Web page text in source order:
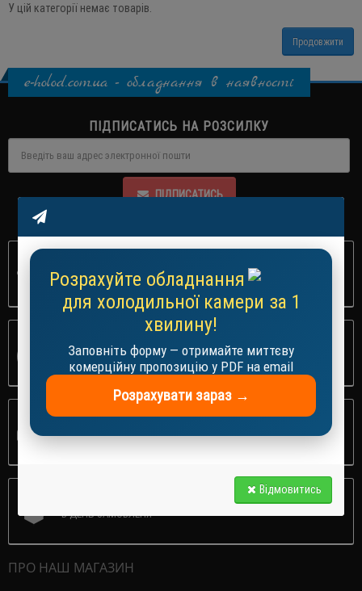
У цій категорії немає товарів.
Продовжити
e-holod.com.ua - обладнання в наявності
ПІДПИСАТИСЬ НА РОЗСИЛКУ
ПІДПИСАТИСЬ
ОФОРМЛЕНЯ ЗАМОВЛЕНЬ
ЗАМОВЛЕНЯ З САЙТУ
ПРИЙМАЕМО 24/7
ЗРУЧНА ДОСТАВКА
В ДЕНЬ ЗАМОВЛЕНЯ
В ДЕНЬ ЗАМОВЛЕНЯ
ПРО НАШ МАГАЗИН
Розрахуйте обладнання
для холодильної камери за 1
хвилину!
Заповніть форму — отримайте миттєву
комерційну пропозицію у PDF на email
Розрахувати зараз →
Відмовитись